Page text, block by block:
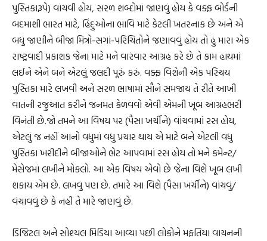
પુસ્તિકારૂપે) વાંચવી હોય, સરળ શબ્દોમાં જાણવું હોય કે વક્ફ બોર્ડની
બદમાશી ભારત માટે, હિંદુઓના ભાવિ માટે કેટલી ખતરનાક છે અને એ
બધું જાણીને બીજા મિત્રો-સગાં-પરિચિતોને જણાવવું હોય તો હું મારા એક
રાષ્ટ્રવાદી પ્રકાશક જેના માટે મને વારંવાર આગ્રહ કરે છે તે કામ હાથમાં
લઈને એને બને એટલું જલદી પૂરું કરું. વક્ફ વિશેની એક પરિચય
પુસ્તિકા મારે લખવી અને સરળ ભાષામાં સૌને સમજાય તે રીતે આખી
વાતની રજુઆત કરીને જનમત કેળવવો એવી એમની ખૂબ આગ્રહભરી
વિનંતી છે.જો તમને આ વિષય પર (પૈસા ખર્ચીને) વાંચવામાં રસ હોય,
એટલું જ નહીં આનો વધુમાં વધુ પ્રચાર થાય એ માટે બને એટલી વધુ
પુસ્તિકા ખરીદીને બીજાઓને ભેટ આપવામાં રસ હોય તો મને કમેન્ટ/
મેસેજમાં લખીને મોકલો. આ એક વિષય એવો છે જેના વિશે ખૂબ લખી
શકાય એમ છે. લખવું પણ છે. તમારે આ વિશે (પૈસા ખર્ચીને) વાંચવું/
વંચાવવું છે કે નહીં તે મારે જાણવું છે.
ડિજિટલ અને સોશ્યલ મિડિયા આવ્યા પછી લોકોને મફતિયા વાચનની